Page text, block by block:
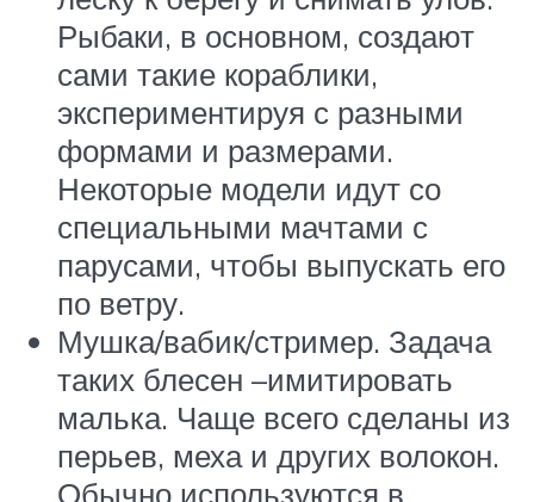
Рыбаки, в основном, создают
сами такие кораблики,
экспериментируя с разными
формами и размерами.
Некоторые модели идут со
специальными мачтами с
парусами, чтобы выпускать его
по ветру.
Мушка/вабик/стример. Задача
таких блесен –имитировать
малька. Чаще всего сделаны из
перьев, меха и других волокон.
Обычно используются в